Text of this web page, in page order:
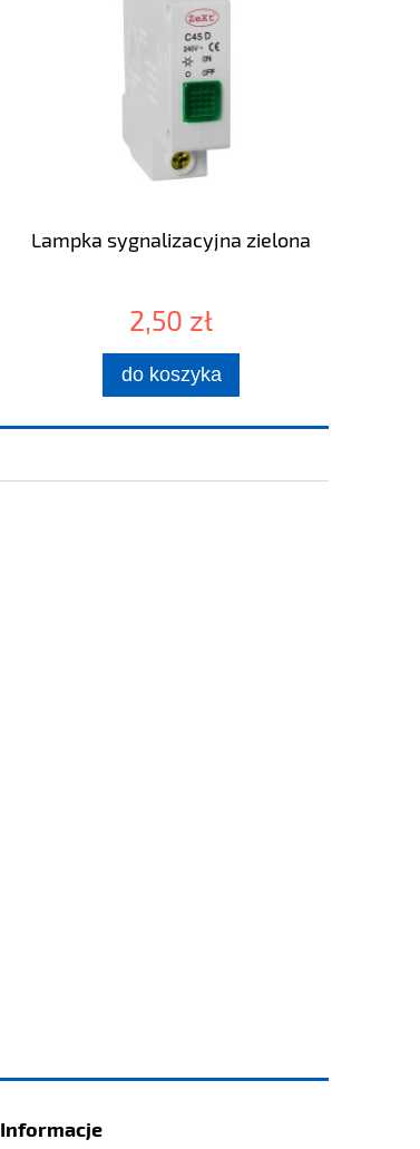
Lampka sygnalizacyjna zielona
2,50 zł
do koszyka
Informacje